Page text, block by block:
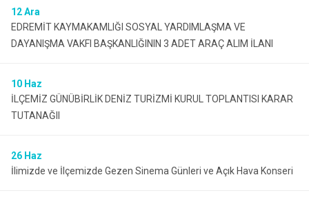
12Ara
EDREMİT KAYMAKAMLIĞI SOSYAL YARDIMLAŞMA VE
DAYANIŞMA VAKFI BAŞKANLIĞININ 3 ADET ARAÇ ALIM İLANI
10 Haz
İLÇEMİZ GÜNÜBİRLİK DENİZ TURİZMİ KURUL TOPLANTISI KARAR
TUTANAĞII
26 Haz
İlimizde ve İlçemizde Gezen Sinema Günleri ve Açık Hava Konseri